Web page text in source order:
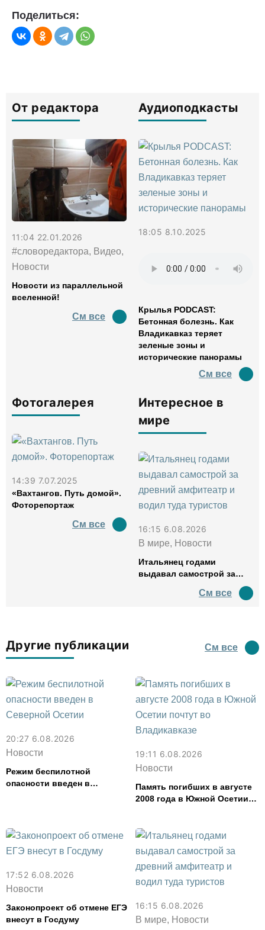
Поделиться:
От редактора
11:04 22.01.2026
#словоредактора, Видео,
Новости
Новости из параллельной
вселенной!
См все
Аудиоподкасты
18:05 8.10.2025
Крылья PODCAST:
Бетонная болезнь. Как
Владикавказ теряет
зеленые зоны и
исторические панорамы
См все
Фотогалерея
14:39 7.07.2025
«Вахтангов. Путь домой».
Фоторепортаж
См все
Интересное в
мире
16:15 6.08.2026
В мире, Новости
Итальянец годами
выдавал самострой за
водил туда туристов
См все
Другие публикации См все
20:27 6.08.2026
Новости
Режим беспилотной
опасности введен в
19:11 6.08.2026
Новости
Память погибших в августе
2008 года в Южной Осетии
17:52 6.08.2026
Новости
Законопроект об отмене ЕГЭ
внесут в Госдуму
16:15 6.08.2026
В мире, Новости